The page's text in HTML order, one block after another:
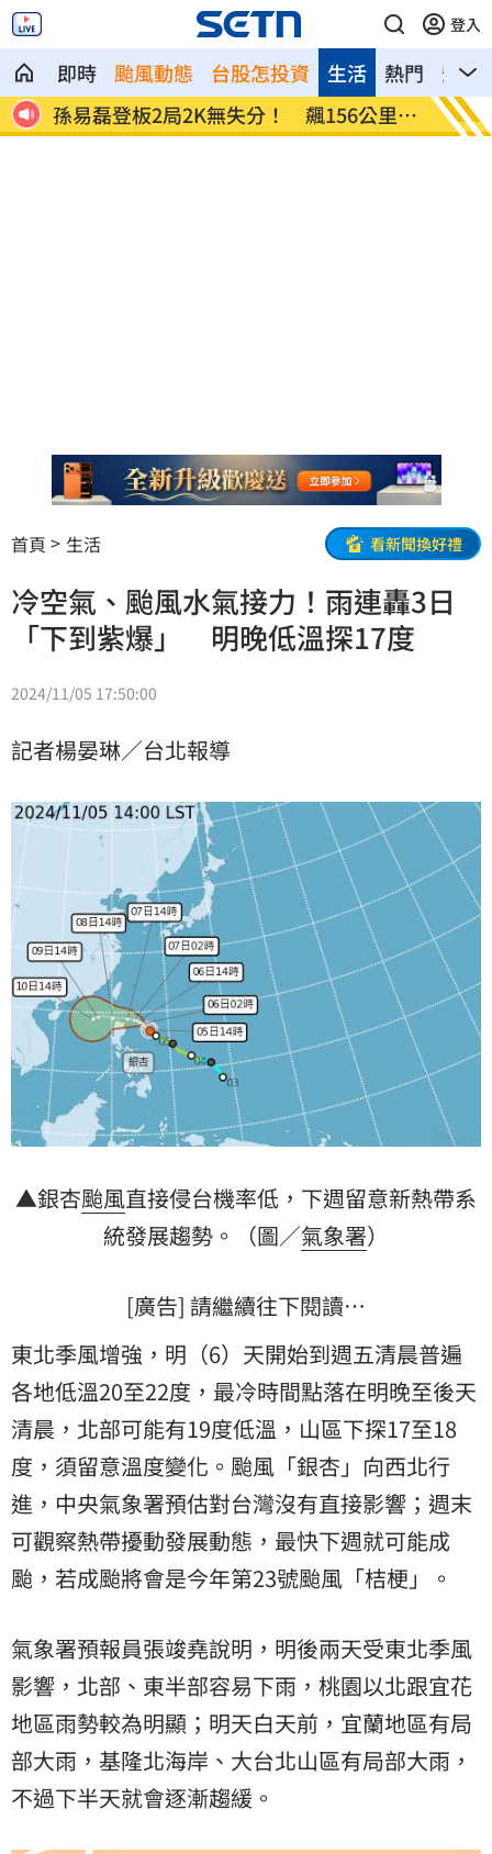
登入
即時 颱風動態 台股怎投資 熱門 影音
生活
公里火 直擊／NEWBEAT高雄首秀 震胸舞全場
嗨翻
警
首頁 生活 看新聞換好禮
冷空氣、颱風水氣接力！雨連轟3日
「下到紫爆」 明晚低溫探17度
2024/11/05 17:50:00
記者楊晏琳／台北報導
▲銀杏颱風直接侵台機率低，下週留意新熱帶系
統發展趨勢。（圖／氣象署）
[廣告] 請繼續往下閱讀…
東北季風增強，明（6）天開始到週五清晨普遍
各地低溫20至22度，最冷時間點落在明晚至後天
清晨，北部可能有19度低溫，山區下探17至18
度，須留意溫度變化。颱風「銀杏」向西北行
進，中央氣象署預估對台灣沒有直接影響；週末
可觀察熱帶擾動發展動態，最快下週就可能成
颱，若成颱將會是今年第23號颱風「桔梗」。
氣象署預報員張竣堯說明，明後兩天受東北季風
影響，北部、東半部容易下雨，桃園以北跟宜花
地區雨勢較為明顯；明天白天前，宜蘭地區有局
部大雨，基隆北海岸、大台北山區有局部大雨，
不過下半天就會逐漸趨緩。